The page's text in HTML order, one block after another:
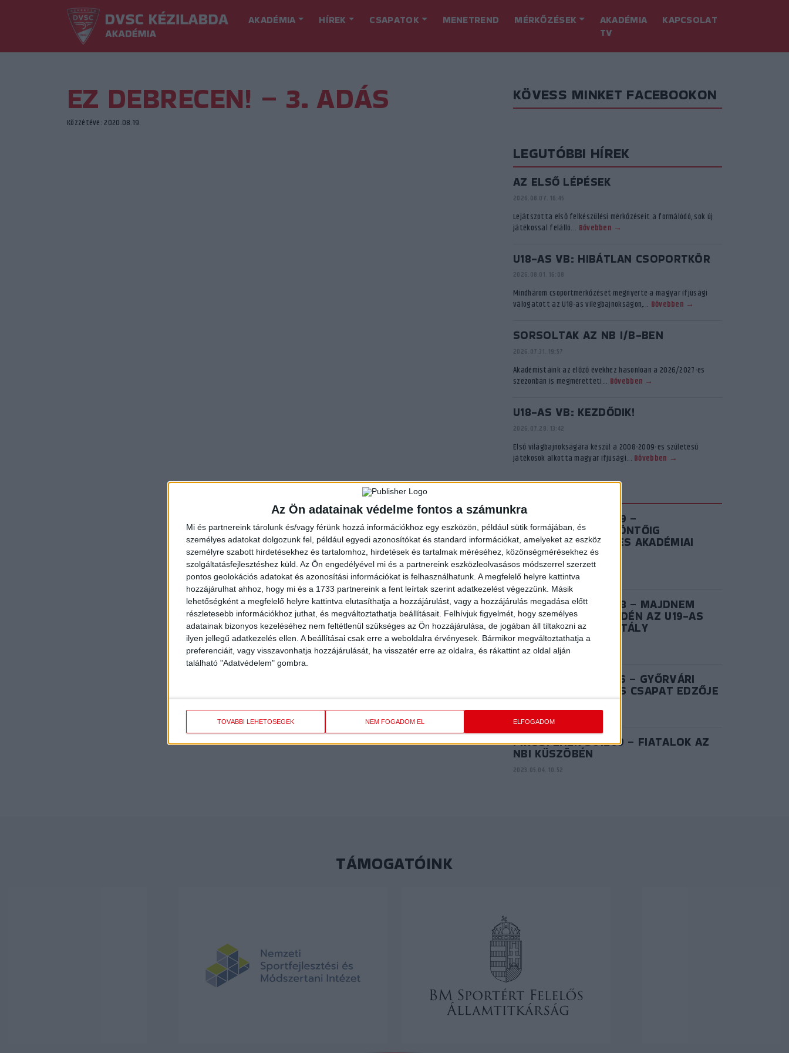
Az Ön adatainak védelme fontos a számunkra
Mi és partnereink tárolunk és/vagy férünk hozzá információkhoz egy eszközön, például sütik formájában, és
személyes adatokat dolgozunk fel, például egyedi azonosítókat és standard információkat, amelyeket az eszköz
személyre szabott hirdetésekhez és tartalomhoz, hirdetések és tartalmak méréséhez, közönségmérésekhez és
szolgáltatásfejlesztéshez küld. Az Ön engedélyével mi és a partnereink eszközleolvasásos módszerrel szerzett
pontos geolokációs adatokat és azonosítási információkat is felhasználhatunk. A megfelelő helyre kattintva
hozzájárulhat ahhoz, hogy mi és a 1733 partnereink a fent leírtak szerint adatkezelést végezzünk. Másik
lehetőségként a megfelelő helyre kattintva elutasíthatja a hozzájárulást, vagy a hozzájárulás megadása előtt
részletesebb információkhoz juthat, és megváltoztathatja beállításait. Felhívjuk figyelmét, hogy személyes
adatainak bizonyos kezeléséhez nem feltétlenül szükséges az Ön hozzájárulása, de jogában áll tiltakozni az
ilyen jellegű adatkezelés ellen. A beállításai csak erre a weboldalra érvényesek. Bármikor megváltoztathatja a
preferenciáit, vagy visszavonhatja hozzájárulását, ha visszatér erre az oldalra, és rákattint az oldal alján
található "Adatvédelem" gombra.
TOVÁBBI LEHETŐSÉGEK NEM FOGADOM EL ELFOGADOM
AKADÉMIA HÍREK CSAPATOK MENETREND MÉRKŐZÉSEK
AKADÉMIA
TV
KAPCSOLAT
EZ DEBRECEN! – 3. ADÁS
Közzétéve: 2020.08.19.
KÖVESS MINKET FACEBOOKON
LEGUTÓBBI HÍREK
AZ ELSŐ LÉPÉSEK
2026.08.07. 16:45
Lejátszotta első felkészülési mérkőzéseit a formálódó, sok új
játékossal felálló... Bővebben →
U18-AS VB: HIBÁTLAN CSOPORTKÖR
2026.08.01. 16:08
Mindhárom csoportmérkőzését megnyerte a magyar ifjúsági
válogatott az U18-as vilégbajnokságon,... Bővebben →
SORSOLTAK AZ NB I/B-BEN
2026.07.31. 19:57
Akadémistáink az előző évekhez hasonlóan a 2026/2027-es
szezonban is megméretteti... Bővebben →
U18-AS VB: KEZDŐDIK!
2026.07.28. 13:42
Első világbajnokságára készül a 2008-2009-es születésű
játékosok alkotta magyar ifjúsági... Bővebben →
AKADÉMIA TV
PIROSFEHÉR S03E09 –
EZÜSTLÁNYOK: A DÖNTŐIG
MENETELT AZ U17-ES AKADÉMIAI
KOROSZTÁLY
2024.06.28. 15:02
PIROSFEHÉR S03E08 – MAJDNEM
ARANY: REMEKELT IDÉN AZ U19-AS
AKADÉMIAI KOROSZTÁLY
2024.06.20. 14:57
PIROSFEHÉR S02E06 – GYŐRVÁRI
VIKTOR, AZ NB I/B-S CSAPAT EDZŐJE
PIROSFEHÉR S01E09 – FIATALOK AZ
NBI KÜSZÖBÉN
2023.05.04. 10:52
TÁMOGATÓINK